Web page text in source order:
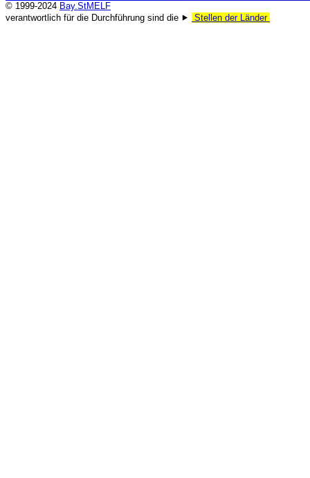
© 1999-2024 Bay.StMELF
verantwortlich für die Durchführung sind die ⯈
Stellen der Länder